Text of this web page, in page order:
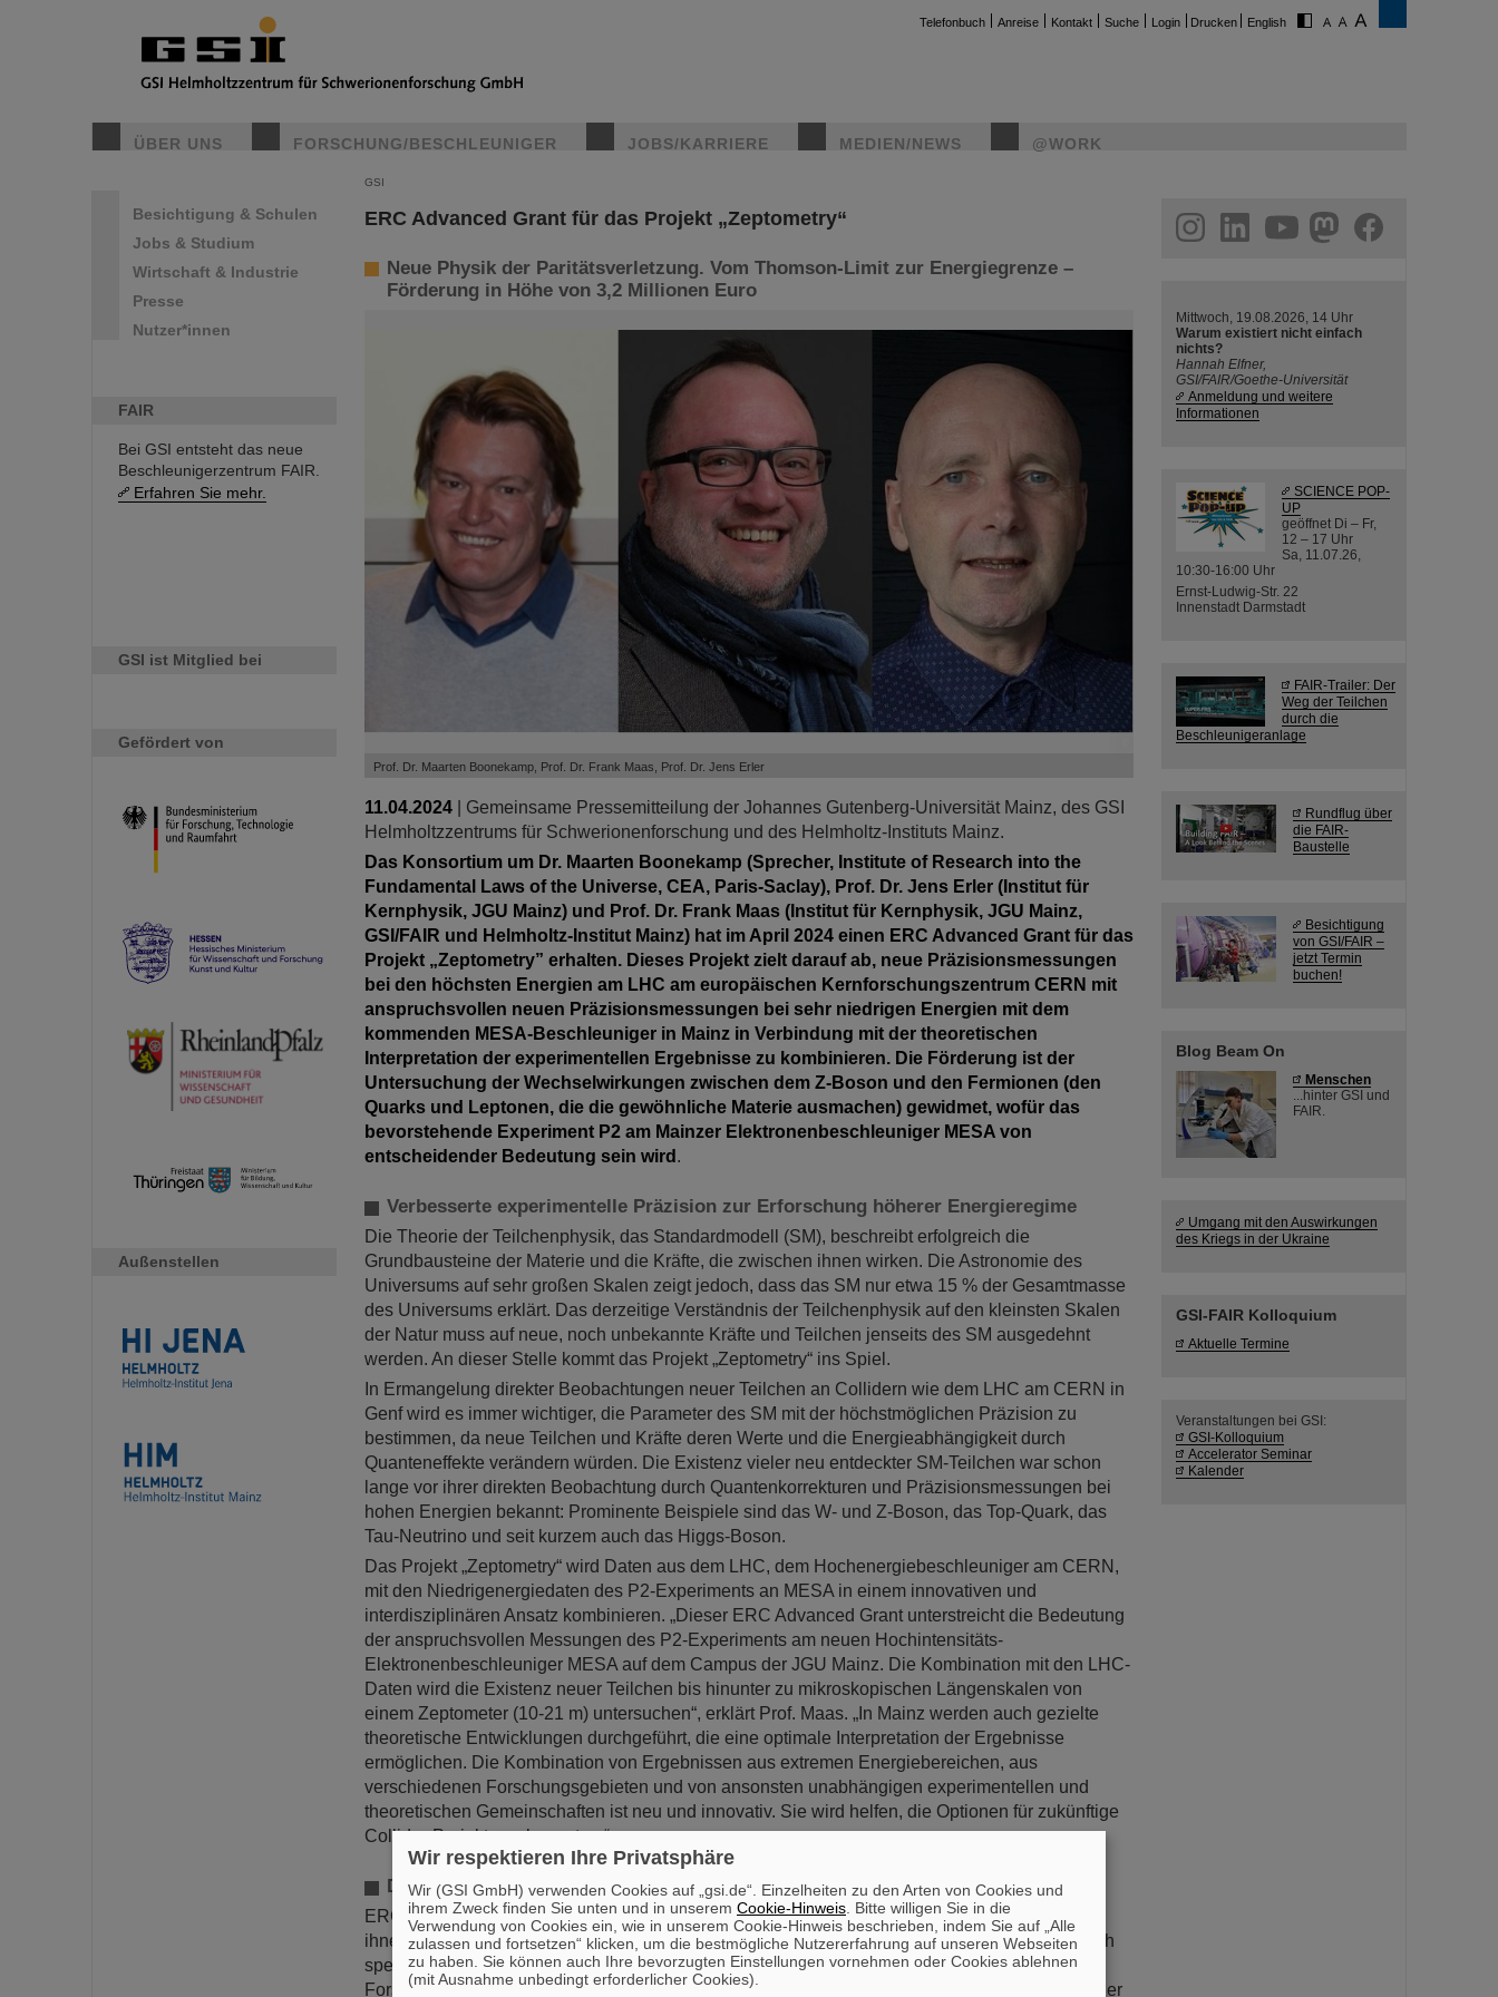
Telefonbuch Anreise Kontakt Suche Login Drucken English
ÜBER UNS FORSCHUNG/BESCHLEUNIGER JOBS/KARRIERE MEDIEN/NEWS @WORK
Besichtigung & Schulen
Jobs & Studium
Wirtschaft & Industrie
Presse
Nutzer*innen
FAIR
Bei GSI entsteht das neue
Beschleunigerzentrum FAIR.
Erfahren Sie mehr.
GSI ist Mitglied bei
Gefördert von
Außenstellen
GSI
ERC Advanced Grant für das Projekt „Zeptometry“
Neue Physik der Paritätsverletzung. Vom Thomson-Limit zur Energiegrenze –
Förderung in Höhe von 3,2 Millionen Euro
Prof. Dr. Maarten Boonekamp, Prof. Dr. Frank Maas, Prof. Dr. Jens Erler
11.04.2024 | Gemeinsame Pressemitteilung der Johannes Gutenberg-Universität Mainz, des GSI
Helmholtzzentrums für Schwerionenforschung und des Helmholtz-Instituts Mainz.
Das Konsortium um Dr. Maarten Boonekamp (Sprecher, Institute of Research into the
Fundamental Laws of the Universe, CEA, Paris-Saclay), Prof. Dr. Jens Erler (Institut für
Kernphysik, JGU Mainz) und Prof. Dr. Frank Maas (Institut für Kernphysik, JGU Mainz,
GSI/FAIR und Helmholtz-Institut Mainz) hat im April 2024 einen ERC Advanced Grant für das
Projekt „Zeptometry” erhalten. Dieses Projekt zielt darauf ab, neue Präzisionsmessungen
bei den höchsten Energien am LHC am europäischen Kernforschungszentrum CERN mit
anspruchsvollen neuen Präzisionsmessungen bei sehr niedrigen Energien mit dem
kommenden MESA-Beschleuniger in Mainz in Verbindung mit der theoretischen
Interpretation der experimentellen Ergebnisse zu kombinieren. Die Förderung ist der
Untersuchung der Wechselwirkungen zwischen dem Z-Boson und den Fermionen (den
Quarks und Leptonen, die die gewöhnliche Materie ausmachen) gewidmet, wofür das
bevorstehende Experiment P2 am Mainzer Elektronenbeschleuniger MESA von
entscheidender Bedeutung sein wird.
Verbesserte experimentelle Präzision zur Erforschung höherer Energieregime
Die Theorie der Teilchenphysik, das Standardmodell (SM), beschreibt erfolgreich die
Grundbausteine der Materie und die Kräfte, die zwischen ihnen wirken. Die Astronomie des
Universums auf sehr großen Skalen zeigt jedoch, dass das SM nur etwa 15 % der Gesamtmasse
des Universums erklärt. Das derzeitige Verständnis der Teilchenphysik auf den kleinsten Skalen
der Natur muss auf neue, noch unbekannte Kräfte und Teilchen jenseits des SM ausgedehnt
werden. An dieser Stelle kommt das Projekt „Zeptometry“ ins Spiel.
In Ermangelung direkter Beobachtungen neuer Teilchen an Collidern wie dem LHC am CERN in
Genf wird es immer wichtiger, die Parameter des SM mit der höchstmöglichen Präzision zu
bestimmen, da neue Teilchen und Kräfte deren Werte und die Energieabhängigkeit durch
Quanteneffekte verändern würden. Die Existenz vieler neu entdeckter SM-Teilchen war schon
lange vor ihrer direkten Beobachtung durch Quantenkorrekturen und Präzisionsmessungen bei
hohen Energien bekannt: Prominente Beispiele sind das W- und Z-Boson, das Top-Quark, das
Tau-Neutrino und seit kurzem auch das Higgs-Boson.
Das Projekt „Zeptometry“ wird Daten aus dem LHC, dem Hochenergiebeschleuniger am CERN,
mit den Niedrigenergiedaten des P2-Experiments an MESA in einem innovativen und
interdisziplinären Ansatz kombinieren. „Dieser ERC Advanced Grant unterstreicht die Bedeutung
der anspruchsvollen Messungen des P2-Experiments am neuen Hochintensitäts-
Elektronenbeschleuniger MESA auf dem Campus der JGU Mainz. Die Kombination mit den LHC-
Daten wird die Existenz neuer Teilchen bis hinunter zu mikroskopischen Längenskalen von
einem Zeptometer (10-21 m) untersuchen“, erklärt Prof. Maas. „In Mainz werden auch gezielte
theoretische Entwicklungen durchgeführt, die eine optimale Interpretation der Ergebnisse
ermöglichen. Die Kombination von Ergebnissen aus extremen Energiebereichen, aus
verschiedenen Forschungsgebieten und von ansonsten unabhängigen experimentellen und
theoretischen Gemeinschaften ist neu und innovativ. Sie wird helfen, die Optionen für zukünftige
Collider-Projekte zu bewerten.“
Der ERC Advanced Grant stärkt die Zusammenarbeit zwischen Saclay und Mainz
ERC Advanced Grants werden an herausragende Forscherinnen und Forscher vergeben, um
ihnen die Arbeit an Projekten zu ermöglichen, die aufgrund ihres innovativen Ansatzes als hoch
spekulativ gelten, aber gerade deshalb den Zugang zu neuen Ansätzen im entsprechenden
Forschungsgebiet eröffnen können. Für die Förderung kommen nur Forscherinnen und Forscher
helmholtz.social
facebook
Mittwoch, 19.08.2026, 14 Uhr
Warum existiert nicht einfach
nichts?
Hannah Elfner,
GSI/FAIR/Goethe-Universität
Anmeldung und weitere
Informationen
SCIENCE POP-
UP
geöffnet Di – Fr,
12 – 17 Uhr
Sa, 11.07.26,
10:30-16:00 Uhr
Ernst-Ludwig-Str. 22
Innenstadt Darmstadt
FAIR-Trailer: Der
Weg der Teilchen
durch die
Beschleunigeranlage
Rundflug über
die FAIR-
Baustelle
Besichtigung
von GSI/FAIR –
jetzt Termin
buchen!
Blog Beam On
Menschen
...hinter GSI und
FAIR.
Umgang mit den Auswirkungen
des Kriegs in der Ukraine
GSI-FAIR Kolloquium
Aktuelle Termine
Veranstaltungen bei GSI:
GSI-Kolloquium
Accelerator Seminar
Kalender
Wir respektieren Ihre Privatsphäre
Wir (GSI GmbH) verwenden Cookies auf „gsi.de“. Einzelheiten zu den Arten von Cookies und
ihrem Zweck finden Sie unten und in unserem Cookie-Hinweis . Bitte willigen Sie in die
Verwendung von Cookies ein, wie in unserem Cookie-Hinweis beschrieben, indem Sie auf „Alle
zulassen und fortsetzen“ klicken, um die bestmögliche Nutzererfahrung auf unseren Webseiten
zu haben. Sie können auch Ihre bevorzugten Einstellungen vornehmen oder Cookies ablehnen
(mit Ausnahme unbedingt erforderlicher Cookies).